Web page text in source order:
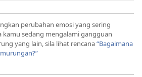
perubahan emosi yang sering
kamu sedang mengalami gangguan
yang lain, sila lihat rencana“Bagaimana